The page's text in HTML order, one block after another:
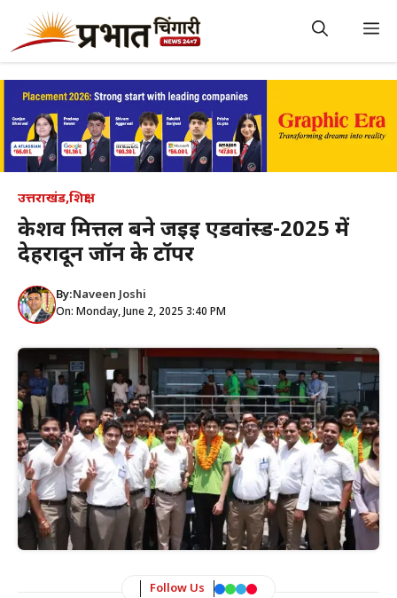
content
उत्तराखंड,शिक्षा
केशव मित्तल बने जईई एडवांस्ड-2025 में
देहरादून जॉन के टॉपर
By:Naveen Joshi
On: Monday, June 2, 2025 3:40 PM
Follow Us